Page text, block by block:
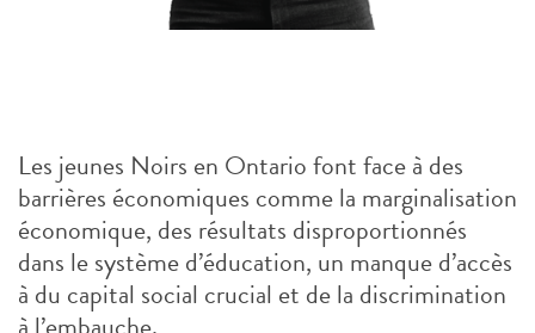
Les jeunes Noirs en Ontario font face à des
barrières économiques comme la marginalisation
économique, des résultats disproportionnés
dans le système d’éducation, un manque d’accès
à du capital social crucial et de la discrimination